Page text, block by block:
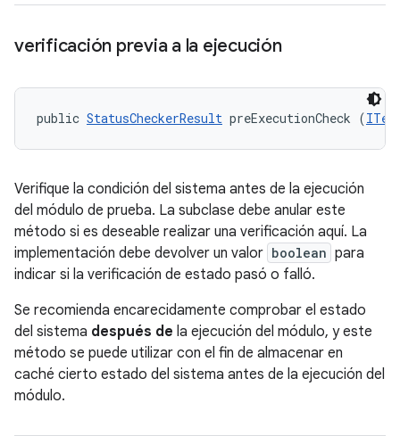
verificación previa a la ejecución
public StatusCheckerResult preExecutionCheck (
Verifique la condición del sistema antes de la ejecución
del módulo de prueba. La subclase debe anular este
método si es deseable realizar una verificación aquí. La
implementación debe devolver un valor boolean para
indicar si la verificación de estado pasó o falló.
Se recomienda encarecidamente comprobar el estado
del sistema después de la ejecución del módulo, y este
método se puede utilizar con el fin de almacenar en
caché cierto estado del sistema antes de la ejecución del
módulo.